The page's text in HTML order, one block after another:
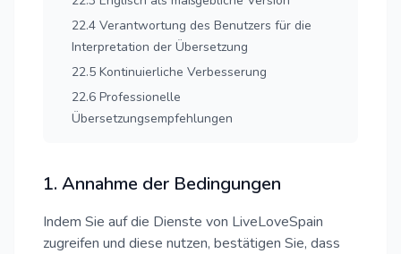
22.4 Verantwortung des Benutzers für die
Interpretation der Übersetzung
22.5 Kontinuierliche Verbesserung
22.6 Professionelle
Übersetzungsempfehlungen
1. Annahme der Bedingungen
Indem Sie auf die Dienste von LiveLoveSpain
zugreifen und diese nutzen, bestätigen Sie, dass